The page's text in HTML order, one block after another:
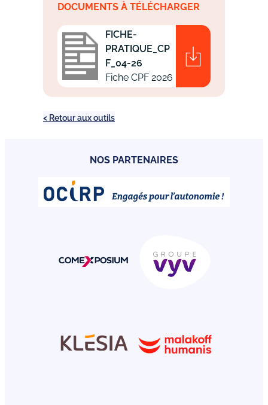
DOCUMENTS À TÉLÉCHARGER
FICHE-
PRATIQUE_CP
F_04-26
Fiche CPF 2026
< Retour aux outils
NOS PARTENAIRES